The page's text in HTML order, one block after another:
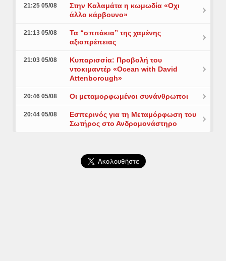
21:25 05/08
Στην Καλαμάτα η κωμωδία «Οχι
άλλο κάρβουνο»
21:13 05/08
Τα “σπιτάκια” της χαμένης
αξιοπρέπειας
21:03 05/08
Κυπαρισσία: Προβολή του
ντοκιμαντέρ «Ocean with David
Attenborough»
20:46 05/08 Οι μεταμορφωμένοι συνάνθρωποι
20:44 05/08
Εσπερινός για τη Μεταμόρφωση του
Σωτήρος στο Ανδρομονάστηρο